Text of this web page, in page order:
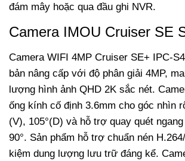
đám mây hoặc qua đầu ghi NVR.
Camera IMOU Cruiser SE
Camera WIFI 4MP Cruiser SE+ IPC-
bản nâng cấp với độ phân giải 4MP,
lượng hình ảnh QHD 2K sắc nét.
ống kính cố định 3.6mm cho góc nhìn
(V), 105°(D) và hỗ trợ quay quét
90°. Sản phẩm hỗ trợ chuẩn nén
kiệm dung lượng lưu trữ đáng kể.